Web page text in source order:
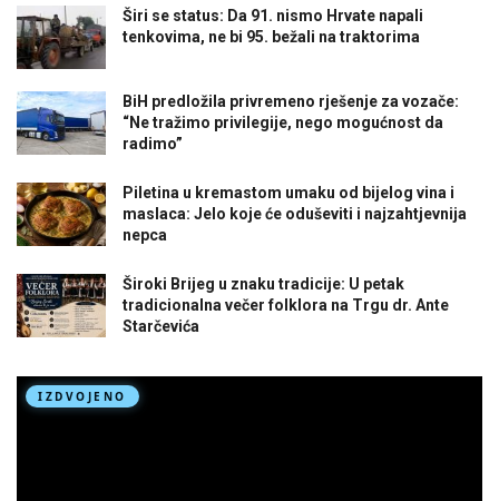
Širi se status: Da 91. nismo Hrvate napali
tenkovima, ne bi 95. bežali na traktorima
BiH predložila privremeno rješenje za vozače:
“Ne tražimo privilegije, nego mogućnost da
radimo”
Piletina u kremastom umaku od bijelog vina i
maslaca: Jelo koje će oduševiti i najzahtjevnija
nepca
Široki Brijeg u znaku tradicije: U petak
tradicionalna večer folklora na Trgu dr. Ante
Starčevića